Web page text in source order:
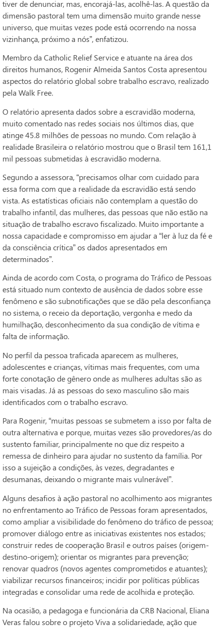
tiver de denunciar, mas, encorajá-las, acolhê-las. A questão da
dimensão pastoral tem uma dimensão muito grande nesse
universo, que muitas vezes pode está ocorrendo na nossa
vizinhança, próximo a nós”, enfatizou.
Membro da Catholic Relief Service e atuante na área dos
direitos humanos, Rogenir Almeida Santos Costa apresentou
aspectos do relatório global sobre trabalho escravo, realizado
pela Walk Free.
O relatório apresenta dados sobre a escravidão moderna,
muito comentado nas redes sociais nos últimos dias, que
atinge 45.8 milhões de pessoas no mundo. Com relação à
realidade Brasileira o relatório mostrou que o Brasil tem 161,1
mil pessoas submetidas à escravidão moderna.
Segundo a assessora, “precisamos olhar com cuidado para
essa forma com que a realidade da escravidão está sendo
vista. As estatísticas oficiais não contemplam a questão do
trabalho infantil, das mulheres, das pessoas que não estão na
situação de trabalho escravo fiscalizado. Muito importante a
nossa capacidade e compromisso em ajudar a “ler à luz da fé e
da consciência crítica” os dados apresentados em
determinados”.
Ainda de acordo com Costa, o programa do Tráfico de Pessoas
está situado num contexto de ausência de dados sobre esse
fenômeno e são subnotificações que se dão pela desconfiança
no sistema, o receio da deportação, vergonha e medo da
humilhação, desconhecimento da sua condição de vítima e
falta de informação.
No perfil da pessoa traficada aparecem as mulheres,
adolescentes e crianças, vítimas mais frequentes, com uma
forte conotação de gênero onde as mulheres adultas são as
mais visadas. Já as pessoas do sexo masculino são mais
identificados com o trabalho escravo.
Para Rogenir, “muitas pessoas se submetem a isso por falta de
outra alternativa e porque, muitas vezes são provedores/as do
sustento familiar, principalmente no que diz respeito a
remessa de dinheiro para ajudar no sustento da família. Por
isso a sujeição a condições, às vezes, degradantes e
desumanas, deixando o migrante mais vulnerável”.
Alguns desafios à ação pastoral no acolhimento aos migrantes
no enfrentamento ao Tráfico de Pessoas foram apresentados,
como ampliar a visibilidade do fenômeno do tráfico de pessoa;
promover diálogo entre as iniciativas existentes nos estados;
construir redes de cooperação Brasil e outros países (origem-
destino-origem); orientar os migrantes para prevenção;
renovar quadros (novos agentes comprometidos e atuantes);
viabilizar recursos financeiros; incidir por políticas públicas
integradas e consolidar uma rede de acolhida e proteção.
Na ocasião, a pedagoga e funcionária da CRB Nacional, Eliana
Veras falou sobre o projeto Viva a solidariedade, ação que